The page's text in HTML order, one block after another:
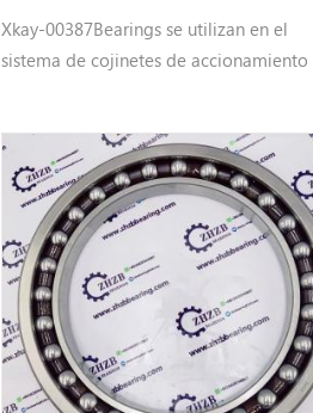
Xkay-00387Bearings se utilizan en el
sistema de cojinetes de accionamiento
aplicar paraR55-7, R55-7A, R55-9, R55-
R55-9S, R60CR-9, R60CR-9A, R80-7,
7A, R80CR-9, R80CR-9A, RD80-7